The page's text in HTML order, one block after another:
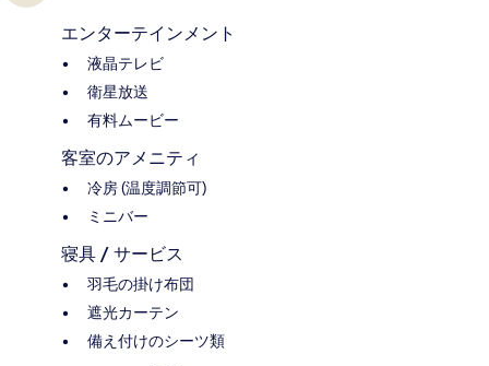
エンターテインメント
液晶テレビ
衛星放送
有料ムービー
客室のアメニティ
冷房 (温度調節可)
ミニバー
寝具 / サービス
羽毛の掛け布団
遮光カーテン
備え付けのシーツ類